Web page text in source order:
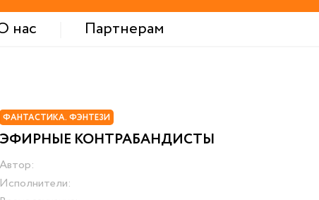
нас
Партнерам
ФАНТАСТИКА. ФЭНТЕЗИ
ЭФИРНЫЕ КОНТРАБАНДИСТЫ
Автор:
Исполнители: